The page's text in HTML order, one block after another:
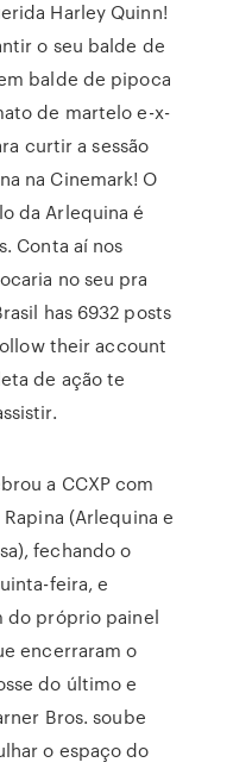
Harley Quinn!
o seu balde de
balde de pipoca
de martelo e-x-
curtir a sessão
na Cinemark! O
da Arlequina é
Conta aí nos
no seu pra
has 6932 posts
their account
de ação te
a CCXP com
(Arlequina e
fechando o
feira, e
do próprio painel
encerraram o
do último e
Bros. soube
o espaço do